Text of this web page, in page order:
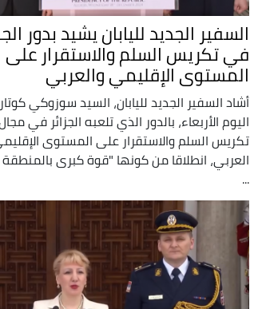
السفير الجديد لليابان يشيد بدور
في تكريس السلم والاستقرار على
المستوى الإقليمي والعربي
أشاد السفير الجديد لليابان، السيد سوزوكي
اليوم الأربعاء، بالدور الذي تلعبه الجزائر في
تكريس السلم والاستقرار على المستوى
العربي، انطلاقا من كونها "قوة كبرى
...